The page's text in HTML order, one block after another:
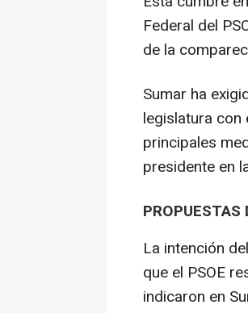
Federal del
de la
Sumar ha
legislatura con
principales
presidente en
PROPUESTAS
La intención
que el PSOE
indicaron en